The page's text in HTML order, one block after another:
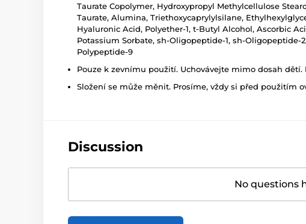
Taurate Copolymer, Hydroxypropyl Methylcellulose
Taurate, Alumina, Triethoxycaprylylsilane,
Hyaluronic Acid, Polyether-1, t-Butyl Alcohol, Ascorbic
Potassium Sorbate, sh-Oligopeptide-1, sh-Oligopeptide-
Polypeptide-9
Pouze k zevnímu použití. Uchovávejte mimo dosah
Složení se může měnit. Prosíme, vždy si před použitím
Discussion
No questions